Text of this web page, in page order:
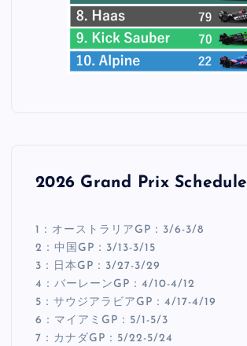
2026 Grand Prix Schedule
1：オーストラリアGP：3/6-3/8
2：中国GP：3/13-3/15
3：日本GP：3/27-3/29
4：バーレーンGP：4/10-4/12
5：サウジアラビアGP：4/17-4/19
6：マイアミGP：5/1-5/3
7：カナダGP：5/22-5/24